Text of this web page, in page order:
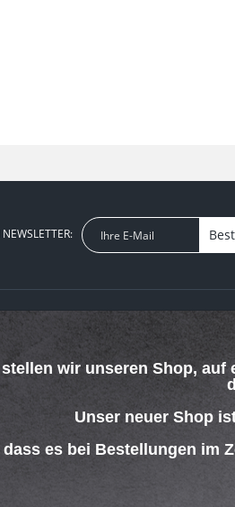
wir unseren Shop,
Unser neuer Shop
es bei Bestellungen im
Beratung unter:
SHOP SERVICE
Defektes Produkt
Versand und
Widerrufsrecht